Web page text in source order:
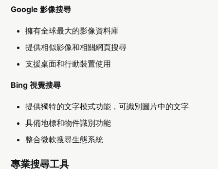
Google 影像搜尋
擁有全球最大的影像資料庫
提供相似影像和相關網頁搜尋
支援桌面和行動裝置使用
Bing 視覺搜尋
提供獨特的文字模式功能，可識別圖片中的文字
具備地標和物件識別功能
整合微軟搜尋生態系統
專業搜尋工具